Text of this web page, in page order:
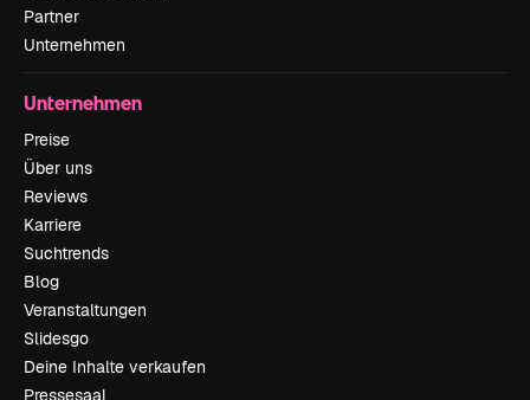
Partner
Unternehmen
Unternehmen
Preise
Über uns
Reviews
Karriere
Suchtrends
Blog
Veranstaltungen
Slidesgo
Deine Inhalte verkaufen
Pressesaal